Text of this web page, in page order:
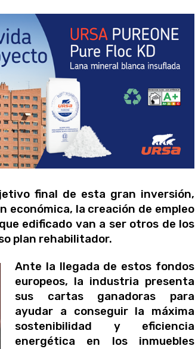
final de esta gran inversión,
económica, la creación de empleo
edificado van a ser otros de los
plan rehabilitador.
Ante la llegada de estos fondos
europeos, la industria presenta
sus cartas ganadoras para
ayudar a conseguir la máxima
sostenibilidad y eficiencia
energética en los inmuebles